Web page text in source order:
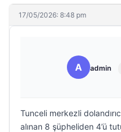
17/05/2026: 8:48 pm
A admin
Tunceli merkezli
alınan 8 şüpheliden 4’ü